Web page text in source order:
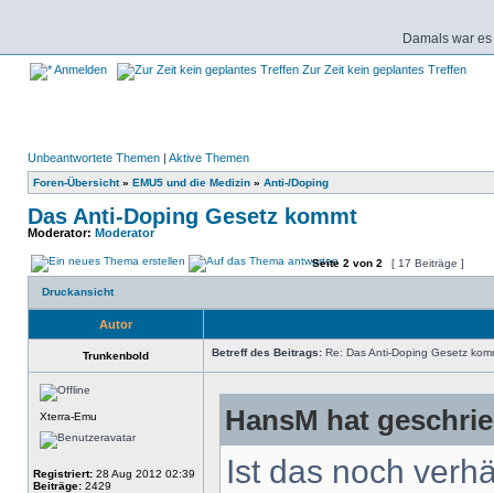
Damals war
Anmelden Zur Zeit kein geplantes Treffen
Unbeantwortete Themen | Aktive Themen
Foren-Übersicht» EMU5 und die Medizin » Anti-/Doping
Das Anti-Doping Gesetz kommt
Moderator: Moderator
Seite 2 von 2 [ 17 Beiträge ]
Druckansicht
Autor
Trunkenbold Betreff des Beitrags: Re: Das Anti-Doping Gesetz
Xterra-Emu
Registriert: 28 Aug 2012 02:39
Beiträge: 2429
HansM hat
Ist das noch